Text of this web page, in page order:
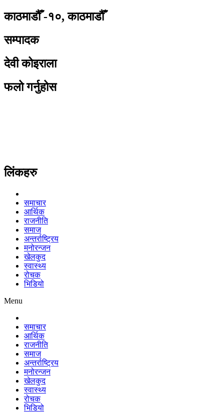
काठमाडौँ -१०, काठमाडौँ
सम्पादक
देवी कोइराला
फलो गर्नुहोस
लिंकहरु
समाचार
आर्थिक
राजनीति
समाज
अन्तर्राष्ट्रिय
मनोरन्जन
खेलकुद
स्वास्थ्य
रोचक
भिडियो
Menu
समाचार
आर्थिक
राजनीति
समाज
अन्तर्राष्ट्रिय
मनोरन्जन
खेलकुद
स्वास्थ्य
रोचक
भिडियो